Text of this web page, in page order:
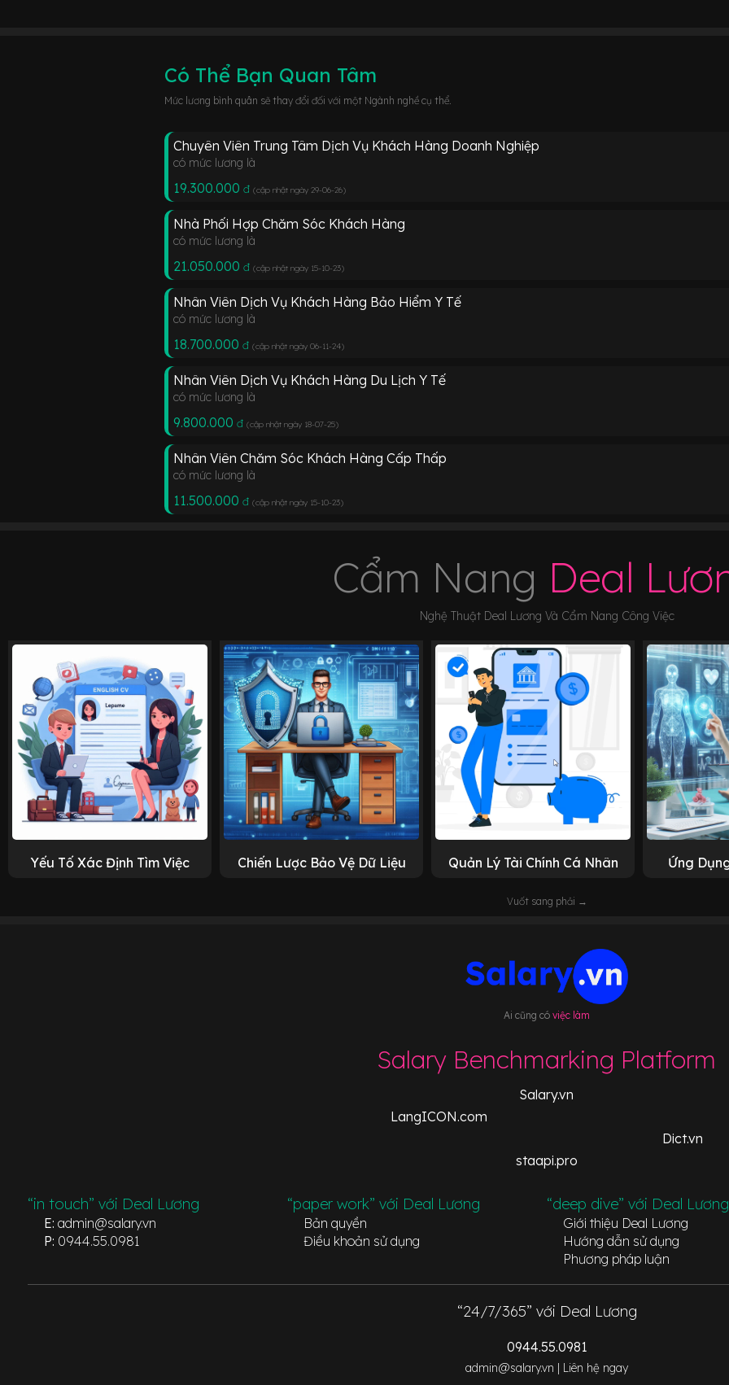
Có Thể Bạn Quan Tâm
Mức lương bình quân sẽ thay đổi đối với một Ngành nghề cụ thể.
Chuyên Viên Trung Tâm Dịch Vụ Khách Hàng Doanh Nghiệp
có mức lương là
19.300.000 đ (cập nhật ngày 29-06-26)
Nhà Phối Hợp Chăm Sóc Khách Hàng
có mức lương là
21.050.000 đ (cập nhật ngày 15-10-23)
Nhân Viên Dịch Vụ Khách Hàng Bảo Hiểm Y Tế
có mức lương là
18.700.000 đ (cập nhật ngày 06-11-24)
Nhân Viên Dịch Vụ Khách Hàng Du Lịch Y Tế
có mức lương là
9.800.000 đ (cập nhật ngày 18-07-25)
Nhân Viên Chăm Sóc Khách Hàng Cấp Thấp
có mức lương là
11.500.000 đ (cập nhật ngày 15-10-23)
Cẩm Nang Deal
Nghệ Thuật Deal Lương Và Cẩm Nang Công Việc
Yếu Tố Xác Định Tìm Việc Chiến Lược Bảo Vệ Dữ Liệu Quản Lý Tài Chính Cá Nhân Ứng
Vuốt sang phải →
Ai cũng cóviệc làm
Salary Benchmarking Platform
Salary.vn
LangICON.com
Dict.vn
staapi.pro
“in touch” với Deal Lương
E: admin@salary.vn
P: 0944.55.0981
“paper work” với Deal Lương
Bản quyền
Điều khoản sử dụng
“deep dive” với Deal Lương
Giới thiệu Deal Lương
Hướng dẫn sử dụng
Phương pháp luận
“24/7/365” với Deal Lương
0944.55.0981
admin@salary.vn | Liên hệ ngay